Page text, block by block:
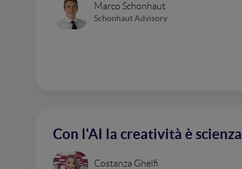
Marco Schonhaut
Schonhaut Advisory
Con l'AI la creatività è scienza
Costanza Ghelfi